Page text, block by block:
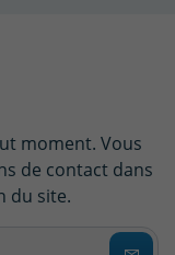
moment. Vous
de contact dans
du site.